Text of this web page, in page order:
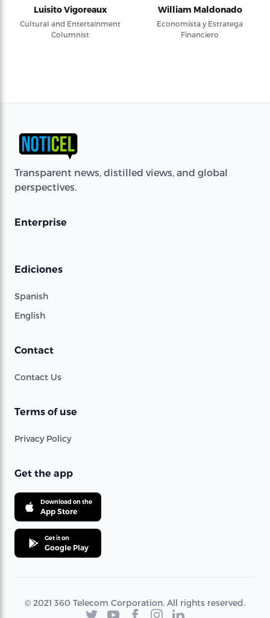
Luisito Vigoreaux
Cultural and Entertainment
Columnist
William Maldonado
Economista y Estratega
Financiero
Transparent news, distilled views, and global
perspectives.
Enterprise
Ediciones
Spanish
English
Contact
Contact Us
Terms of use
Privacy Policy
Get the app
Download on the
App Store
Get it on
Google Play
© 2021 360 Telecom Corporation. All rights reserved.